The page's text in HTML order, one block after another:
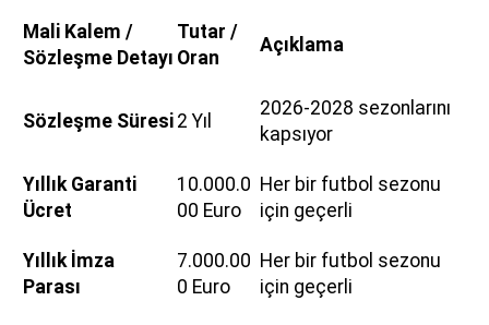
Mali Kalem /
Sözleşme Detayı
Tutar /
Oran
Açıklama
Sözleşme Süresi 2 Yıl
2026-2028 sezonlarını
kapsıyor
Yıllık Garanti
Ücret
10.000.0
00 Euro
Her bir futbol sezonu
için geçerli
Yıllık İmza
Parası
7.000.00
0 Euro
Her bir futbol sezonu
için geçerli